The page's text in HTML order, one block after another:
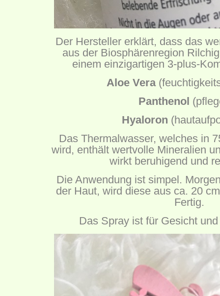
Der Hersteller erklärt, dass das
aus der Biosphärenregion
einem einzigartigen 3-plus-
Aloe Vera
Panthenol
Hyaloron
Das Thermalwasser, welches in
wird, enthält wertvolle Mineralien
wirkt beruhigend und
Die Anwendung ist simpel.
der Haut, wird diese aus ca. 20
Fertig.
Das Spray ist für Gesicht